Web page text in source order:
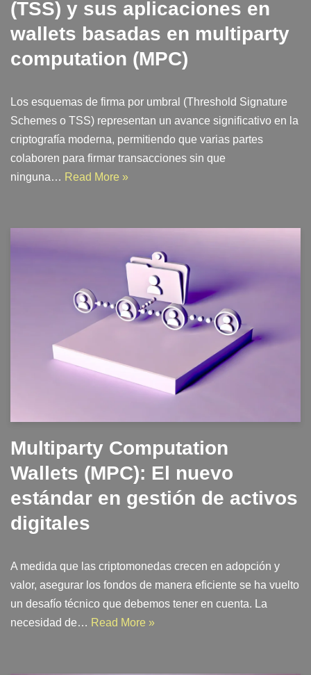
(TSS) y sus aplicaciones en
wallets basadas en multiparty
computation (MPC)
Los esquemas de firma por umbral (Threshold Signature
Schemes o TSS) representan un avance significativo en la
criptografía moderna, permitiendo que varias partes
colaboren para firmar transacciones sin que
ninguna… Read More »
Multiparty Computation
Wallets (MPC): El nuevo
estándar en gestión de activos
digitales
A medida que las criptomonedas crecen en adopción y
valor, asegurar los fondos de manera eficiente se ha vuelto
un desafío técnico que debemos tener en cuenta. La
necesidad de… Read More »